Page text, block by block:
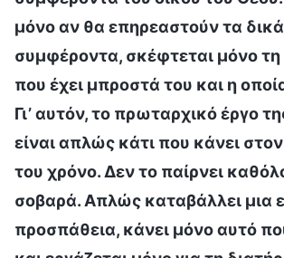
μόνο αν θα επηρεαστούν τα
συμφέροντα, σκέφτεται μόνο τη
που έχει μπροστά του και η
Γι’ αυτόν, το πρωταρχικό έργο
είναι απλώς κάτι που κάνει
του χρόνο. Δεν το παίρνει
σοβαρά. Απλώς καταβάλλει μια
προσπάθεια, κάνει μόνο αυτό